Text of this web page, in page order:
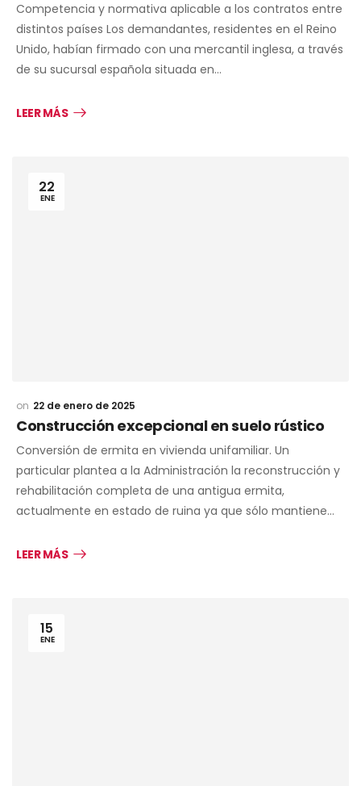
Competencia y normativa aplicable a los contratos entre
distintos países Los demandantes, residentes en el Reino
Unido, habían firmado con una mercantil inglesa, a través
de su sucursal española situada en…
LEER MÁS
22
ENE
22 de enero de 2025
Construcción excepcional en suelo rústico
Conversión de ermita en vivienda unifamiliar. Un
particular plantea a la Administración la reconstrucción y
rehabilitación completa de una antigua ermita,
actualmente en estado de ruina ya que sólo mantiene…
LEER MÁS
15
ENE